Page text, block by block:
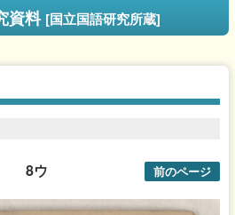
資料 [国立国語研究所蔵]
8ウ 前のページ